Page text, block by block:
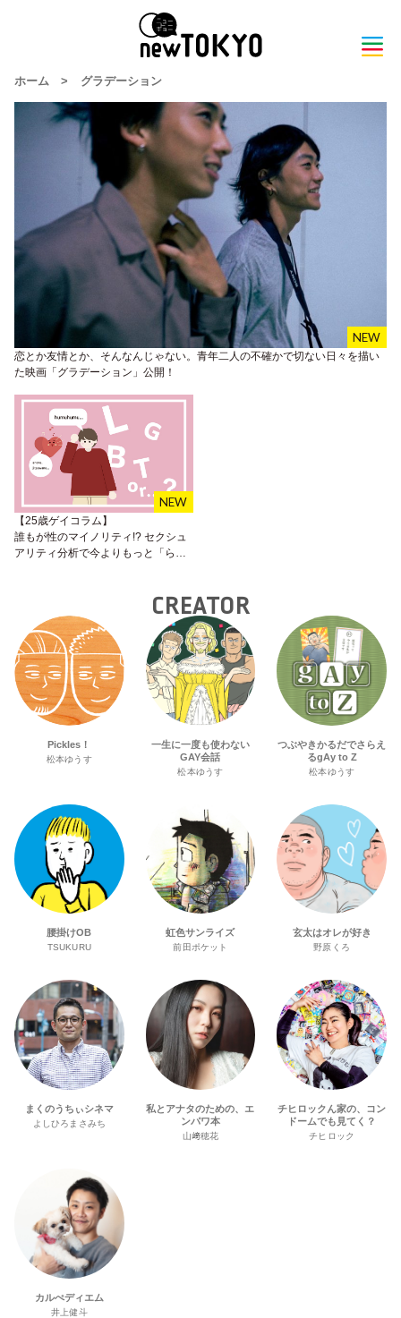
ホーム > グラデーション
恋とか友情とか、そんなんじゃない。青年二人の不確かで切ない日々を描い
た映画「グラデーション」公開！
【25歳ゲイコラム】
誰もが性のマイノリティ!? セクシュ
アリティ分析で今よりもっと「らし
CREATOR
Pickles！
松本ゆうす
一生に一度も使わない
GAY会話
松本ゆうす
つぶやきかるだでさらえ
るgAy to Z
松本ゆうす
腰掛けOB
TSUKURU
虹色サンライズ
前田ポケット
玄太はオレが好き
野原くろ
まくのうちぃシネマ
よしひろまさみち
私とアナタのための、エ
ンパワ本
山﨑穂花
チヒロックん家の、コン
ドームでも見てく？
チヒロック
カルぺディエム
井上健斗